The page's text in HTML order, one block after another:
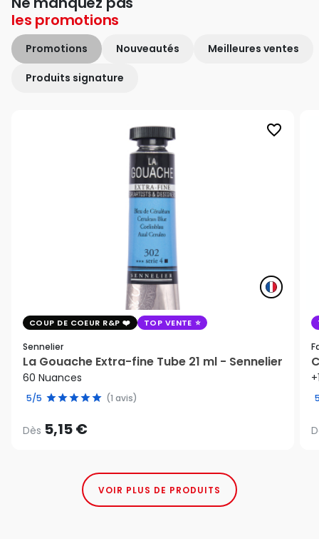
les promotions
Promotions Nouveautés Meilleures ventes
Produits signature
favorite_border
COUP DE COEUR R&P TOP VENTE
Sennelier
La Gouache Extra-fine Tube 21 ml - Sennelier
60 Nuances
5/5 (1 avis)
Dès 5,15 €
VOIR PLUS DE PRODUITS